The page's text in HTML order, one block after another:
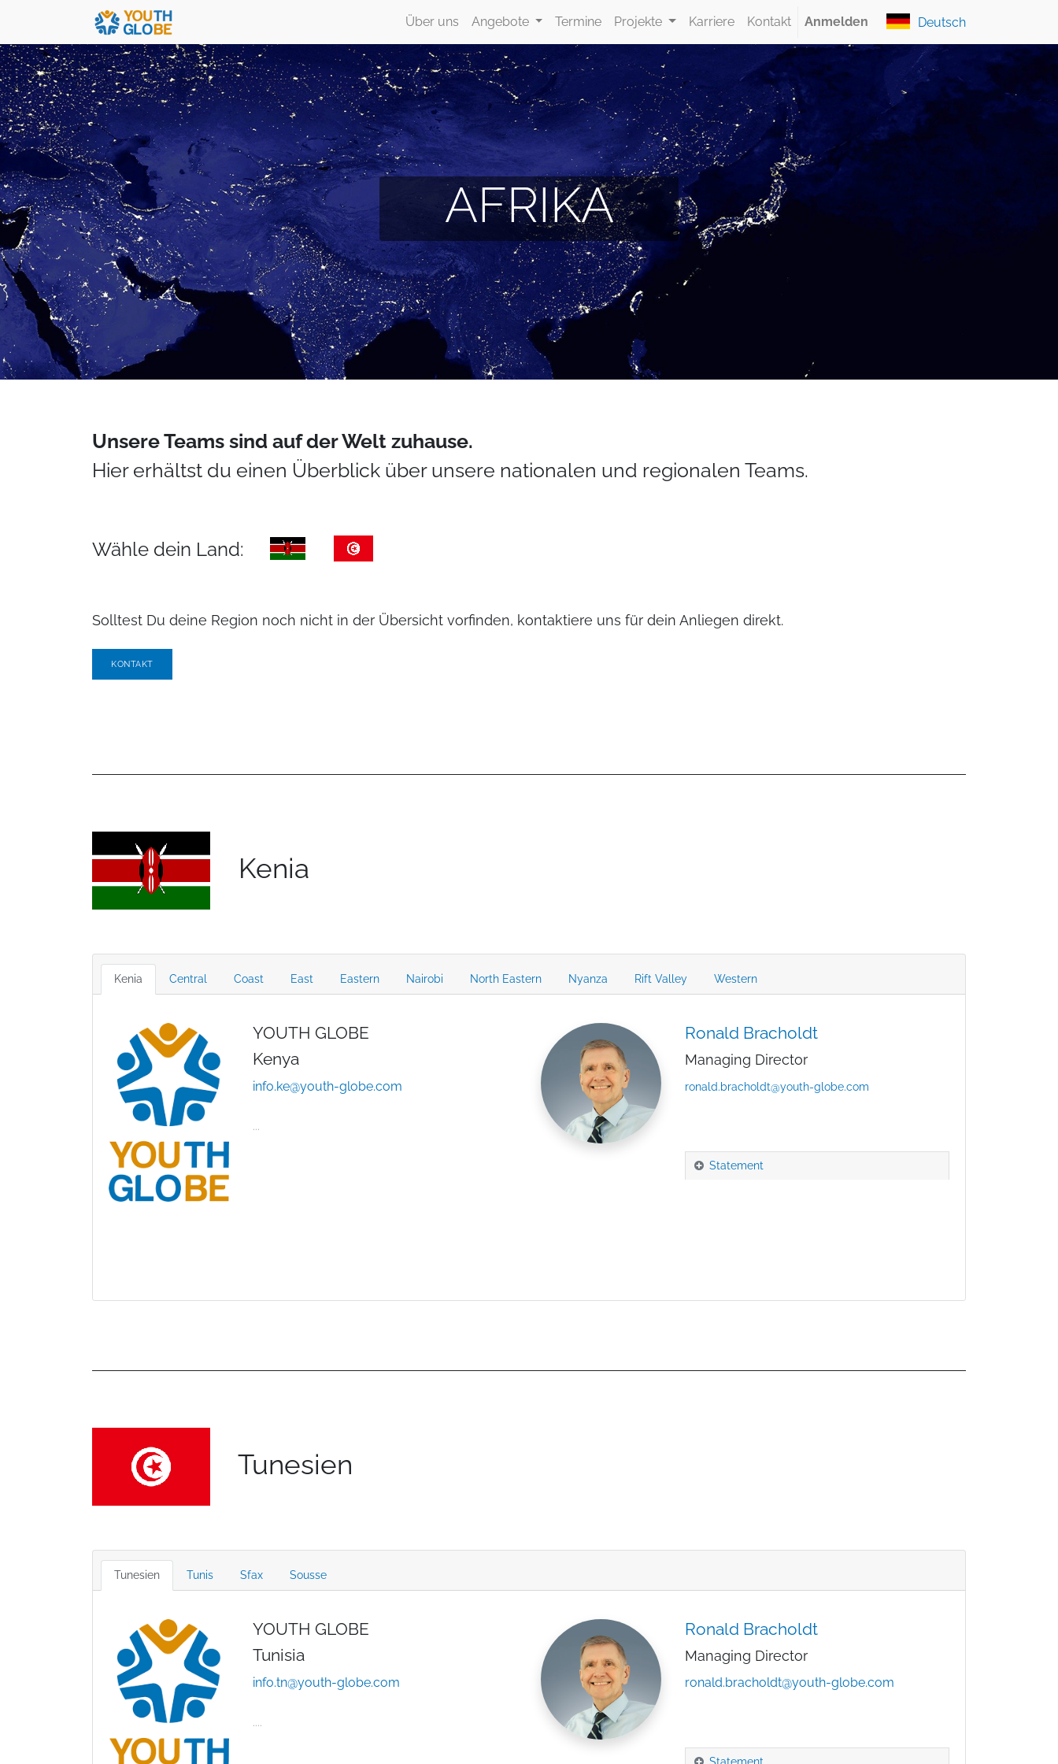
Über uns Angebote Termine Projekte Karriere Kontakt Anmelden Deutsch
AFRIKA
Unsere Teams sind auf der Welt zuhause.
Hier erhältst du einen Überblick über unsere nationalen und regionalen Teams.
Wähle dein Land:
Solltest Du deine Region noch nicht in der Übersicht vorfinden, kontaktiere uns für dein Anliegen direkt.
KONTAKT
Kenia
Kenia Central Coast East Eastern Nairobi North Eastern Nyanza Rift Valley Western
YOUTH GLOBE
Kenya
info.ke@youth-globe.com
...
Ronald Bracholdt
Managing Director
ronald.bracholdt@youth-globe.com
Statement
Tunesien
Tunesien Tunis Sfax Sousse
YOUTH GLOBE
Tunisia
info.tn@youth-globe.com
....
Ronald Bracholdt
Managing Director
ronald.bracholdt@youth-globe.com